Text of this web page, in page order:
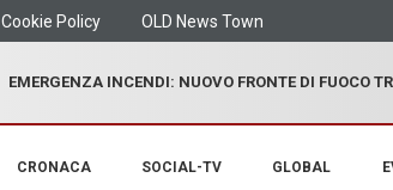
Cookie Policy OLD News Town
EMERGENZA INCENDI: NUOVO FRONTE DI FUOCO
CRONACA SOCIAL-TV GLOBAL